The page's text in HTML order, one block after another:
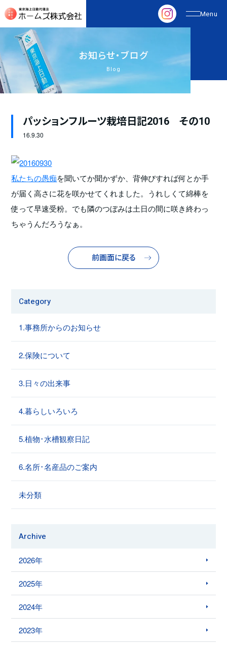
お知らせ・ブログ
Blog
パッションフルーツ栽培日記2016 その10
16.9.30
私たちの愚痴を聞いてか聞かずか、背伸びすれば何とか手
が届く高さに花を咲かせてくれました。うれしくて綿棒を
使って早速受粉。でも隣のつぼみは土日の間に咲き終わっ
ちゃうんだろうなぁ。
前画面に戻る
Category
1.事務所からのお知らせ
2.保険について
3.日々の出来事
4.暮らしいろいろ
5.植物･水槽観察日記
6.名所･名産品のご案内
未分類
Archive
2026年
2025年
2024年
2023年